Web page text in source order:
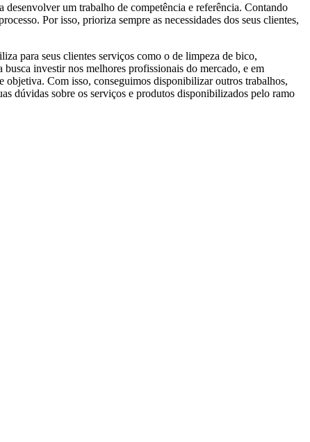
um trabalho de competência e referência. Contando
Por isso, prioriza sempre as necessidades dos seus clientes,
para seus clientes serviços como o de limpeza de bico,
investir nos melhores profissionais do mercado, e em
objetiva. Com isso, conseguimos disponibilizar outros trabalhos,
dúvidas sobre os serviços e produtos disponibilizados pelo ramo